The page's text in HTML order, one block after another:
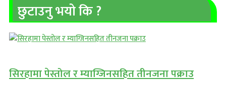
छुटाउनु भयो कि ?
सिरहामा पेस्तोल र म्याग्जिनसहित तीनजना पक्राउ